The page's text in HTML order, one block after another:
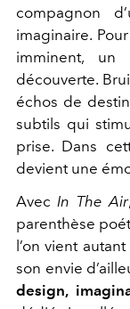
compagnon
imaginaire.
imminent, un
découverte.
échos de
subtils qui
prise. Dans
devient une
Avec In The Air,
parenthèse
l’on vient
son envie
design,